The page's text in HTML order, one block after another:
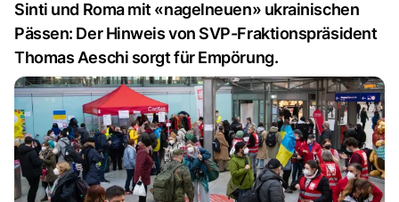
Sinti und Roma mit «nagelneuen» ukrainischen
Pässen: Der Hinweis von SVP-Fraktionspräsident
Thomas Aeschi sorgt für Empörung.